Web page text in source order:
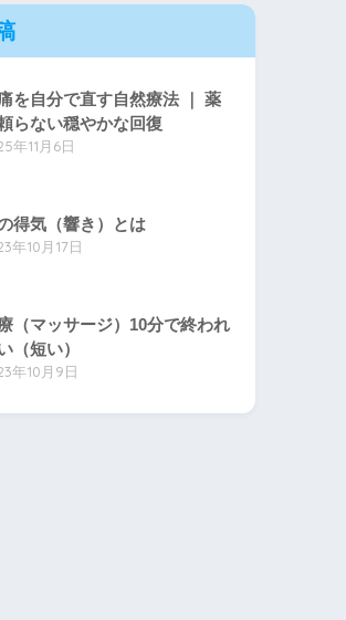
を自分で直す自然療法 ｜ 薬
らない穏やかな回復
年11月6日
得気（響き）とは
年10月17日
（マッサージ）10分で終われ
（短い）
年10月9日